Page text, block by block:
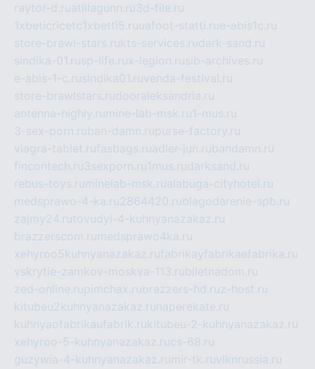
raytor-d.ruatillagunn.ru3d-file.ru
1xbeticricetc1xbetti5.ruuafoot-statti.rue-abis1c.ru
store-brawl-stars.rukts-services.rudark-sand.ru
sindika-01.rusp-life.rux-legion.rusib-archives.ru
e-abis-1-c.rusindika01.ruvenda-festival.ru
store-brawlstars.rudooraleksandria.ru
antenna-highly.ru mine-lab-msk.ru1-mus.ru
3-sex-porn.ruban-damn.rupurse-factory.ru
viagra-tablet.rufasbags.ruadler-jun.rubandamn.ru
fincontech.ru3sexporn.ru1mus.rudarksand.ru
rebus-toys.ru minelab-msk.rualabuga-cityhotel.ru
medsprawo-4-ka.ru2864420.rublagodarenie-spb.ru
zajmy24.rutovudyi-4-kuhnyanazakaz.ru
brazzerscom.ru medsprawo4ka.ru
xehyroo5kuhnyanazakaz.rufabrikayfabrikaefabrika.ru
vskrytie-zamkov-moskva-113.rubiletnadom.ru
zed-online.rupimchax.rubrazzers-hd.ruz-host.ru
kitubeu2kuhnyanazakaz.ru naperekate.ru
kuhnyaofabrikaufabrik.rukitubeu-2-kuhnyanazakaz.ru
xehyroo-5-kuhnyanazakaz.rucs-68.ru
guzywia-4-kuhnyanazakaz.ru mir-tk.ruvlknrussia.ru